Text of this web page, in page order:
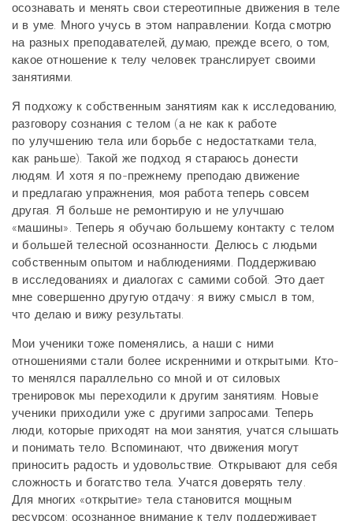
осознавать и менять свои стереотипные движения в теле
и в уме. Много учусь в этом направлении. Когда смотрю
на разных преподавателей, думаю, прежде всего, о том,
какое отношение к телу человек транслирует своими
занятиями.
Я подхожу к собственным занятиям как к исследованию,
разговору сознания с телом (а не как к работе
по улучшению тела или борьбе с недостатками тела,
как раньше). Такой же подход я стараюсь донести
людям. И хотя я по-прежнему преподаю движение
и предлагаю упражнения, моя работа теперь совсем
другая. Я больше не ремонтирую и не улучшаю
«машины». Теперь я обучаю большему контакту с телом
и большей телесной осознанности. Делюсь с людьми
собственным опытом и наблюдениями. Поддерживаю
в исследованиях и диалогах с самими собой. Это дает
мне совершенно другую отдачу: я вижу смысл в том,
что делаю и вижу результаты.
Мои ученики тоже поменялись, а наши с ними
отношениями стали более искренними и открытыми. Кто-
то менялся параллельно со мной и от силовых
тренировок мы переходили к другим занятиям. Новые
ученики приходили уже с другими запросами. Теперь
люди, которые приходят на мои занятия, учатся слышать
и понимать тело. Вспоминают, что движения могут
приносить радость и удовольствие. Открывают для себя
сложность и богатство тела. Учатся доверять телу.
Для многих «открытие» тела становится мощным
ресурсом: осознанное внимание к телу поддерживает